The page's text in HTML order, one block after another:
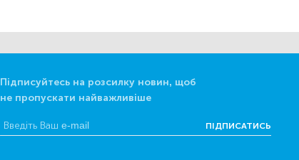
Підписуйтесь на розсилку новин, щоб
не пропускати найважливіше
ПІДПИСАТИСЬ